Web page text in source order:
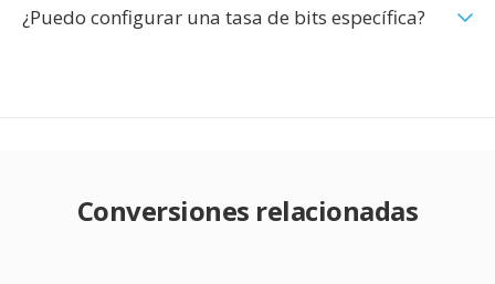
¿Puedo configurar una tasa de bits específica?
Conversiones relacionadas